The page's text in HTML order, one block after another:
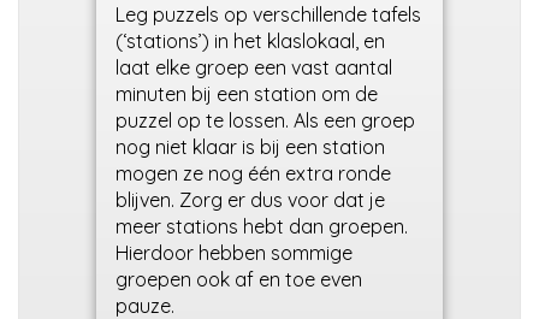
Leg puzzels op verschillende tafels
(‘stations’) in het klaslokaal, en
laat elke groep een vast aantal
minuten bij een station om de
puzzel op te lossen. Als een groep
nog niet klaar is bij een station
mogen ze nog één extra ronde
blijven. Zorg er dus voor dat je
meer stations hebt dan groepen.
Hierdoor hebben sommige
groepen ook af en toe even
pauze.